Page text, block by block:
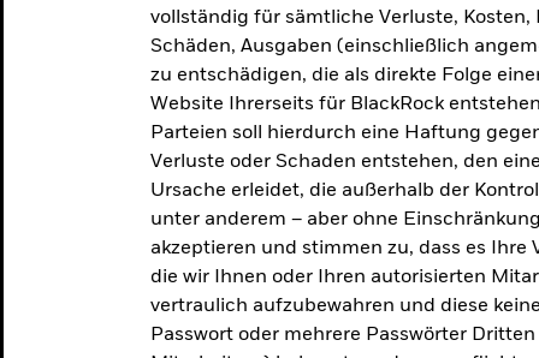
Die
vollständig für sämtliche Verluste,
Schäden, Ausgaben (einschließlich
zu entschädigen, die als direkte Folge
Website Ihrerseits für BlackRock
Parteien soll hierdurch eine Haftung
Verluste oder Schaden entstehen, den
Ursache erleidet, die außerhalb der
unter anderem – aber ohne
akzeptieren und stimmen zu, dass es
die wir Ihnen oder Ihren autorisierten
vertraulich aufzubewahren und diese
Passwort oder mehrere Passwörter